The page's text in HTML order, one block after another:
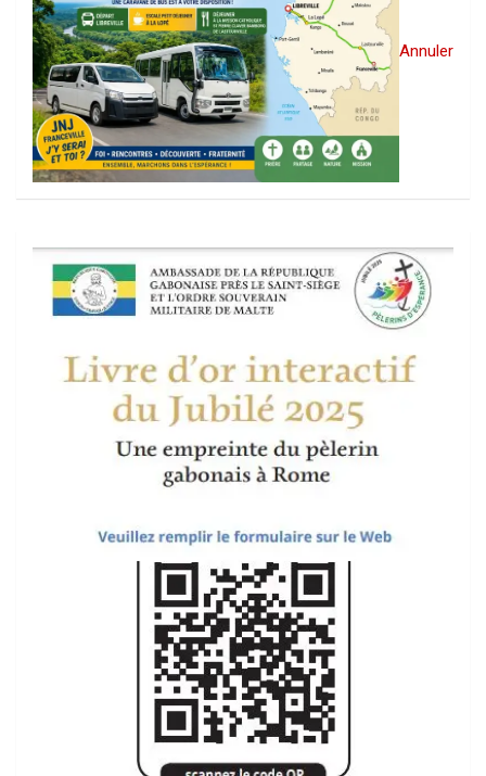
Annuler